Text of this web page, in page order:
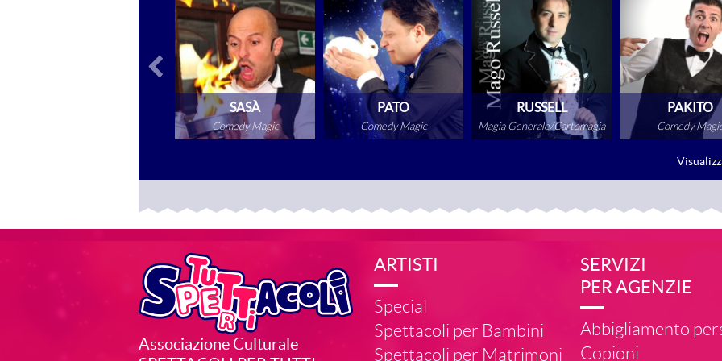
SASÀ
Comedy Magic
PATO
Comedy Magic
RUSSELL
Magia Generale/Cartomagia
PAKITO
Comedy
VAI ALLA
Associazione Culturale
ARTISTI
Special
Spettacoli per Bambini
Spettacoli per Matrimoni
SERVIZI
PER AGENZIE
Abbigliamento
Copioni